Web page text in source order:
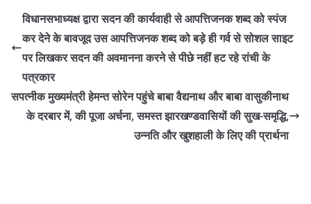
e
b
o
o
k
er s
A
p
p
gr
a
m
l e
विधानसभाध्यक्ष द्वारा सदन की कार्यवाही से आपत्तिजनक शब्द को स्पंज
कर देने के बावजूद उस आपत्तिजनक शब्द को बड़े ही गर्व से सोशल साइट
पर लिखकर सदन की अवमानना करने से पीछे नहीं हट रहे रांची के
पत्रकार
सपत्नीक मुख्यमंत्री हेमन्त सोरेन पहुंचे बाबा वैद्यनाथ और बाबा वासुकीनाथ
के दरबार में, की पूजा अर्चना, समस्त झारखण्डवासियों की सुख-समृद्धि,
उन्नति और खुशहाली के लिए की प्रार्थना